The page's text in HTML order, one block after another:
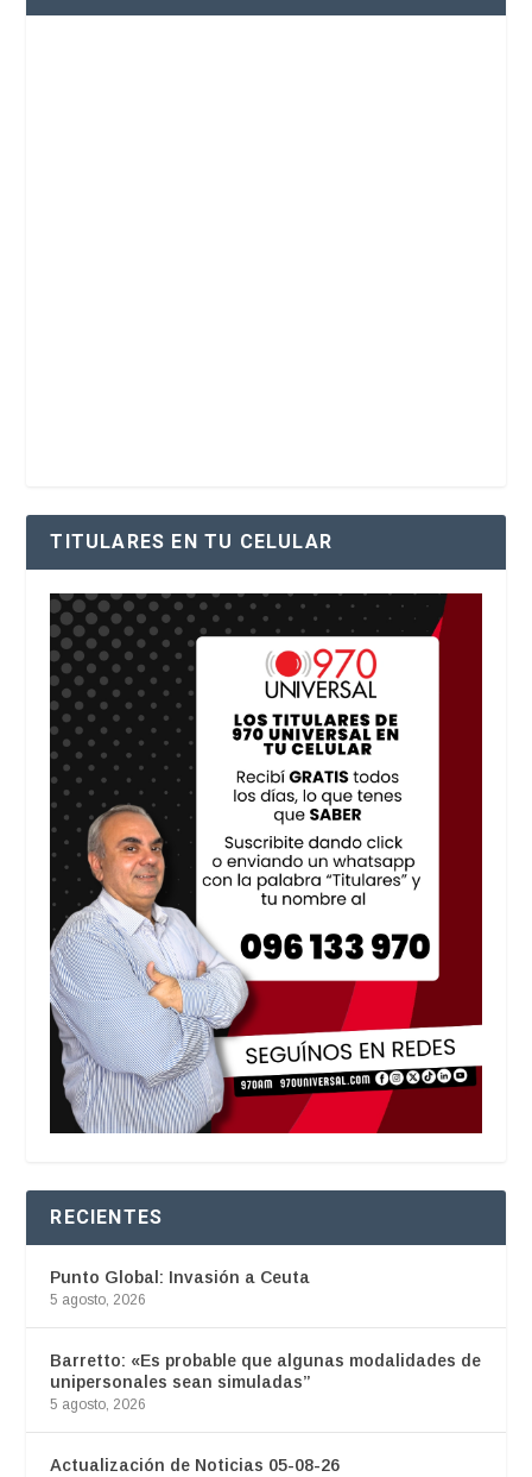
TITULARES EN TU CELULAR
RECIENTES
Punto Global: Invasión a Ceuta
5 agosto, 2026
Barretto: «Es probable que algunas modalidades de
unipersonales sean simuladas”
5 agosto, 2026
Actualización de Noticias 05-08-26